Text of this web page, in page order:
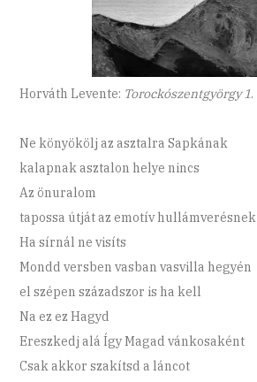
Horváth Levente: Torockószentgyörgy 1.
Ne könyökölj az asztalra Sapkának
kalapnak asztalon helye nincs
Az önuralom
tapossa útját az emotív hullámverésnek
Ha sírnál ne visíts
Mondd versben vasban vasvilla hegyén
el szépen századszor is ha kell
Na ez ez Hagyd
Ereszkedj alá Így Magad vánkosaként
Csak akkor szakítsd a láncot